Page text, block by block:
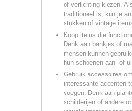
of verlichting kiezen.
traditioneel is, kun je
stukken of vintage
Koop items die
Denk aan bankjes of
mensen kunnen
hun schoenen aan- of
Gebruik accessoires om
interessante accenten
voegen. Denk aan
schilderijen of andere